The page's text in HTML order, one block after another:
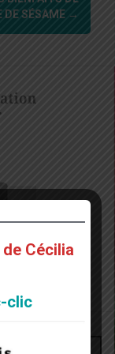
DE SÉSAME →
Cécilia
clic